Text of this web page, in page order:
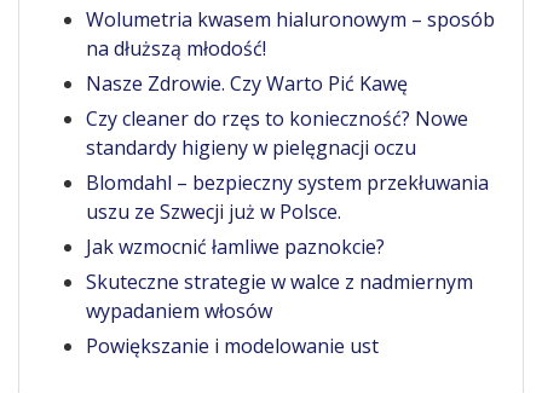
Wolumetria kwasem hialuronowym – sposób
na dłuższą młodość!
Nasze Zdrowie. Czy Warto Pić Kawę
Czy cleaner do rzęs to konieczność? Nowe
standardy higieny w pielęgnacji oczu
Blomdahl – bezpieczny system przekłuwania
uszu ze Szwecji już w Polsce.
Jak wzmocnić łamliwe paznokcie?
Skuteczne strategie w walce z nadmiernym
wypadaniem włosów
Powiększanie i modelowanie ust